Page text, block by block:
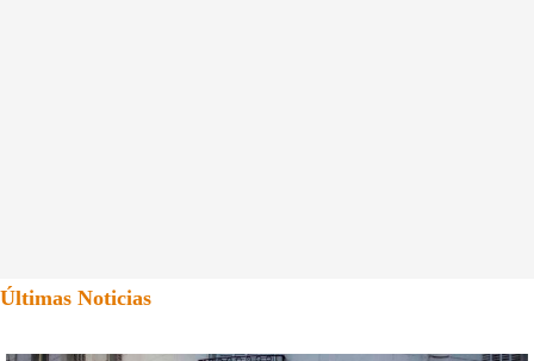
Últimas Noticias